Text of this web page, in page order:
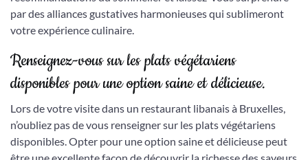
par des alliances gustatives harmonieuses qui sublimeront
votre expérience culinaire.
Renseignez-vous sur les plats végétariens
disponibles pour une option saine et délicieuse.
Lors de votre visite dans un restaurant libanais à Bruxelles,
n’oubliez pas de vous renseigner sur les plats végétariens
disponibles. Opter pour une option saine et délicieuse peut